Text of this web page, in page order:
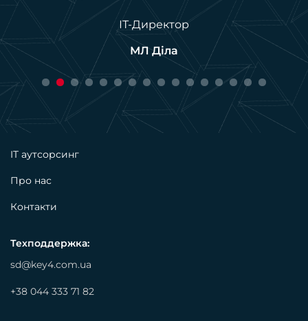
ІТ-Директор
МЛ Діла
IT аутсорсинг
Про нас
Контакти
Техподдержка:
sd@key4.com.ua
+38 044 333 71 82